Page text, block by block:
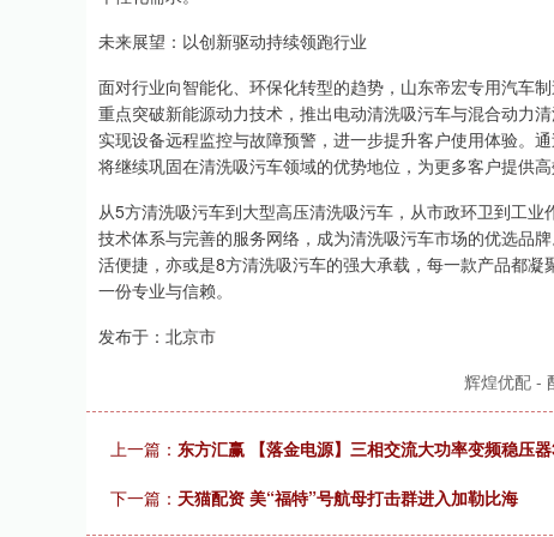
未来展望：以创新驱动持续领跑行业
面对行业向智能化、环保化转型的趋势，山东帝宏专用汽车
重点突破新能源动力技术，推出电动清洗吸污车与混合动力
实现设备远程监控与故障预警，进一步提升客户使用体验。
将继续巩固在清洗吸污车领域的优势地位，为更多客户提供高
从5方清洗吸污车到大型高压清洗吸污车，从市政环卫到工
技术体系与完善的服务网络，成为清洗吸污车市场的优选品
活便捷，亦或是8方清洗吸污车的强大承载，每一款产品都
一份专业与信赖。
发布于：北京市
辉煌优配 -
上一篇： 东方汇赢 【落金电源】三相交流大功率变频稳压
下一篇： 天猫配资 美“福特”号航母打击群进入加勒比海